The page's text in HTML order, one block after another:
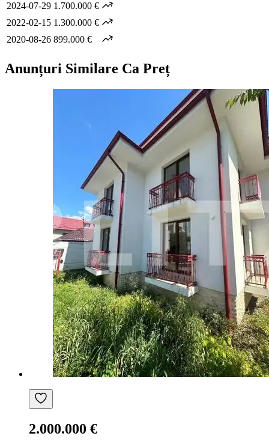
2024-07-29 1.700.000 €
2022-02-15 1.300.000 €
2020-08-26 899.000 €
Anunțuri Similare Ca Preț
2.000.000 €